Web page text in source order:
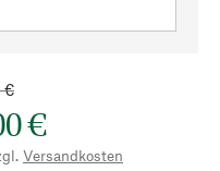
€
€
Versandkosten